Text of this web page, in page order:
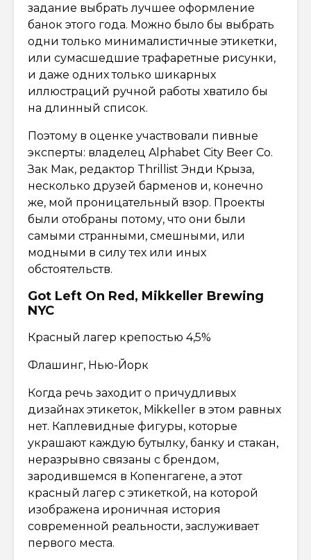
задание выбрать лучшее оформление
банок этого года. Можно было бы выбрать
одни только минималистичные этикетки,
или сумасшедшие трафаретные рисунки,
и даже одних только шикарных
иллюстраций ручной работы хватило бы
на длинный список.
Поэтому в оценке участвовали пивные
эксперты: владелец Alphabet City Beer Co.
Зак Мак, редактор Thrillist Энди Крыза,
несколько друзей барменов и, конечно
же, мой проницательный взор. Проекты
были отобраны потому, что они были
самыми странными, смешными, или
модными в силу тех или иных
обстоятельств.
Got Left On Red, Mikkeller Brewing
NYC
Красный лагер крепостью 4,5%
Флашинг, Нью-Йорк
Когда речь заходит о причудливых
дизайнах этикеток, Mikkeller в этом равных
нет. Каплевидные фигуры, которые
украшают каждую бутылку, банку и стакан,
неразрывно связаны с брендом,
зародившемся в Копенгагене, а этот
красный лагер с этикеткой, на которой
изображена ироничная история
современной реальности, заслуживает
первого места.